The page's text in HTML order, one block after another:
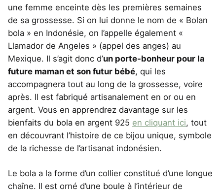
une femme enceinte dès les premières semaines
de sa grossesse. Si on lui donne le nom de « Bolan
bola » en Indonésie, on l’appelle également «
Llamador de Angeles » (appel des anges) au
Mexique. Il s’agit donc d’un porte-bonheur pour la
future maman et son futur bébé, qui les
accompagnera tout au long de la grossesse, voire
après. Il est fabriqué artisanalement en or ou en
argent. Vous en apprendrez davantage sur les
bienfaits du bola en argent 925 en cliquant ici, tout
en découvrant l’histoire de ce bijou unique, symbole
de la richesse de l’artisanat indonésien.
Le bola a la forme d’un collier constitué d’une longue
chaîne. Il est orné d’une boule à l’intérieur de